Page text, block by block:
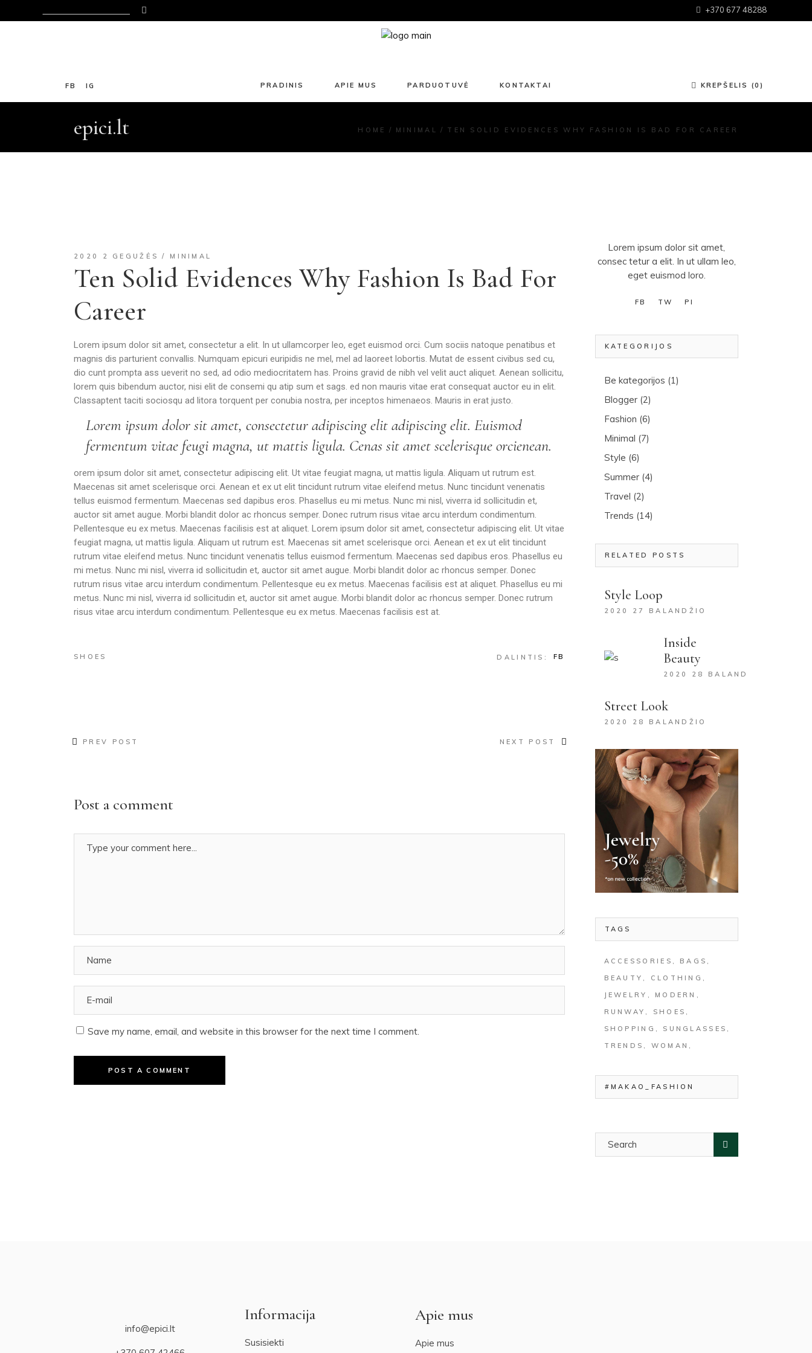
+370 677 48288
FB IG PRADINIS APIE MUS PARDUOTUVĖ
Ūgtelėjusiems
Švarkai
KONTAKTAI KREPŠELIS (0)
Sijonai
Marškiniai / Palaidinės
epici.lt HOME MINIMAL TEN SOLID EVIDENCES WHY FASHION IS BAD FOR CAREER
2020 2 GEGUŽĖS MINIMAL
Ten Solid Evidences Why Fashion Is Bad For
Career
Lorem ipsum dolor sit amet, consectetur a elit. In ut ullamcorper leo, eget euismod orci. Cum sociis natoque penatibus et
magnis dis parturient convallis. Numquam epicuri euripidis ne mel, mel ad laoreet lobortis. Mutat de essent civibus sed cu,
dio cunt prompta ass ueverit no sed, ad odio mediocritatem has. Proins gravid de nibh vel velit auct aliquet. Aenean sollicitu,
lorem quis bibendum auctor, nisi elit de consemi qu atip sum et sags. ed non mauris vitae erat consequat auctor eu in elit.
Classaptent taciti sociosqu ad litora torquent per conubia nostra, per inceptos himenaeos. Mauris in erat justo.
Lorem ipsum dolor sit amet, consectetur adipiscing elit adipiscing elit. Euismod
fermentum vitae feugi magna, ut mattis ligula. Cenas sit amet scelerisque orcienean.
orem ipsum dolor sit amet, consectetur adipiscing elit. Ut vitae feugiat magna, ut mattis ligula. Aliquam ut rutrum est.
Maecenas sit amet scelerisque orci. Aenean et ex ut elit tincidunt rutrum vitae eleifend metus. Nunc tincidunt venenatis
tellus euismod fermentum. Maecenas sed dapibus eros. Phasellus eu mi metus. Nunc mi nisl, viverra id sollicitudin et,
auctor sit amet augue. Morbi blandit dolor ac rhoncus semper. Donec rutrum risus vitae arcu interdum condimentum.
Pellentesque eu ex metus. Maecenas facilisis est at aliquet. Lorem ipsum dolor sit amet, consectetur adipiscing elit. Ut vitae
feugiat magna, ut mattis ligula. Aliquam ut rutrum est. Maecenas sit amet scelerisque orci. Aenean et ex ut elit tincidunt
rutrum vitae eleifend metus. Nunc tincidunt venenatis tellus euismod fermentum. Maecenas sed dapibus eros. Phasellus eu
mi metus. Nunc mi nisl, viverra id sollicitudin et, auctor sit amet augue. Morbi blandit dolor ac rhoncus semper. Donec
rutrum risus vitae arcu interdum condimentum. Pellentesque eu ex metus. Maecenas facilisis est at aliquet. Phasellus eu mi
metus. Nunc mi nisl, viverra id sollicitudin et, auctor sit amet augue. Morbi blandit dolor ac rhoncus semper. Donec rutrum
risus vitae arcu interdum condimentum. Pellentesque eu ex metus. Maecenas facilisis est at.
SHOES DALINTIS: FB
PREV POST NEXT POST
Post a comment
Save my name, email, and website in this browser for the next time I comment.
POST A COMMENT
Lorem ipsum dolor sit amet,
consec tetur a elit. In ut ullam leo,
eget euismod loro.
FB TW PI
KATEGORIJOS
Be kategorijos (1)
Blogger(2)
Fashion (6)
Minimal (7)
Style (6)
Summer(4)
Travel (2)
Trends (14)
RELATED POSTS
Style Loop
2020 27 BALANDŽIO
Inside
Beauty
2020 28 BALANDŽIO
Street Look
2020 28 BALANDŽIO
TAGS
ACCESSORIES
BAGS
BEAUTY
CLOTHING
JEWELRY
MODERN
RUNWAY
SHOES
SHOPPING
SUNGLASSES
TRENDS
WOMAN
#MAKAO_FASHION
info@epici.lt
Informacija
Susisiekti
Apie mus
Apie mus